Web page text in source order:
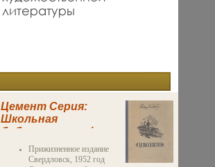
Цемент Серия:
Школьная
библиотека инфо
8354k.Прижизненное издание
Свердловск, 1952 год